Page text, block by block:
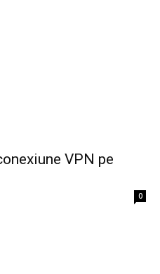
VPN pe
0